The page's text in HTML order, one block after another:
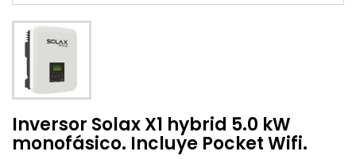
Inversor Solax X1 hybrid 5.0 kW
monofásico. Incluye Pocket Wifi.